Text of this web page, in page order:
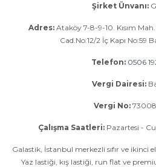
Şirket Ünvanı:
Adres: Ataköy 7-8-9-10. Kısım
Cad.No:12/2 İç Kapı No:59
Telefon: 0506
Vergi Dairesi:
Vergi No:
Çalışma Saatleri: Pazartesi -
Galastik, İstanbul merkezli sıfır ve ikinci
Yaz lastiği, kış lastiği, run flat ve